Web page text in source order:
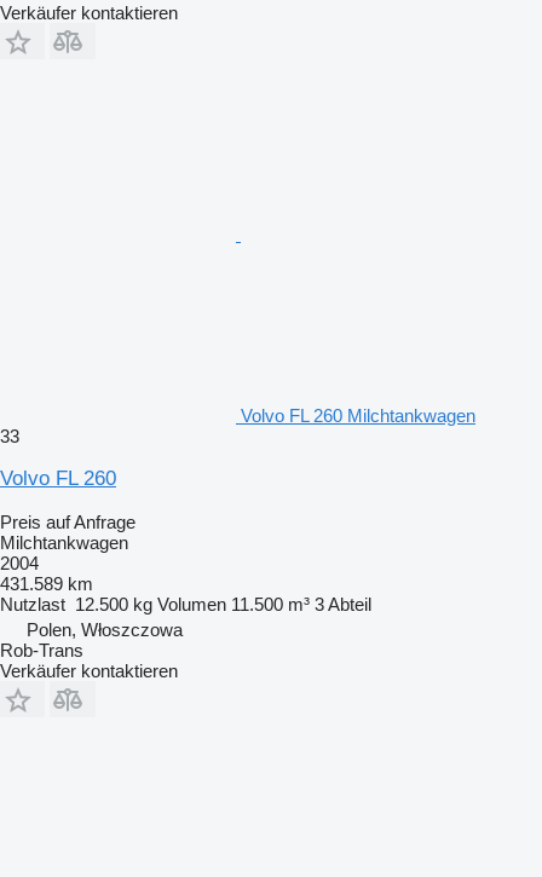
Verkäufer kontaktieren
Volvo FL 260 Milchtankwagen
33
Volvo FL 260
Preis auf Anfrage
Milchtankwagen
2004
431.589 km
Nutzlast 12.500 kg Volumen 11.500 m³ 3 Abteil
Polen, Włoszczowa
Rob-Trans
Verkäufer kontaktieren